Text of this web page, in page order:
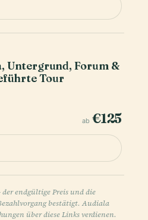
Untergrund, Forum &
Tour
ab €125
endgültige Preis und die
bestätigt. Audiala
über diese Links verdienen.